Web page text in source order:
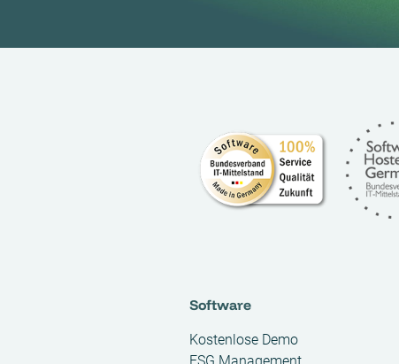
Software
Kostenlose Demo